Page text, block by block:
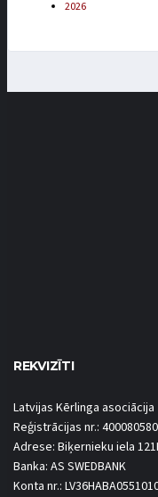
2026
REKVIZĪTI
Latvijas Kērlinga asociācija
Reģistrācijas nr.:
Adrese: Biķernieku iela
Banka: AS SWEDBANK
Konta nr.: